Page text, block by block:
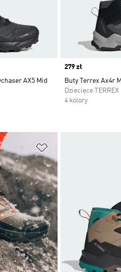
AX5 Mid
Price
279 zł
Buty Terrex Ax4r
Dziecięce TERREX
4 kolory